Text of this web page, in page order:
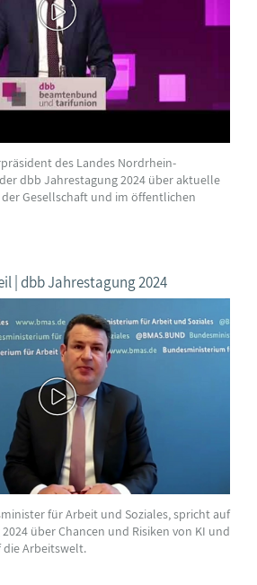
des Landes Nordrhein-
dbb Jahrestagung 2024 über aktuelle
Gesellschaft und im öffentlichen
| dbb Jahrestagung 2024
für Arbeit und Soziales, spricht auf
über Chancen und Risiken von KI und
die Arbeitswelt.